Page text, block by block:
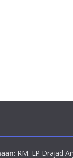
RM. EP Drajad